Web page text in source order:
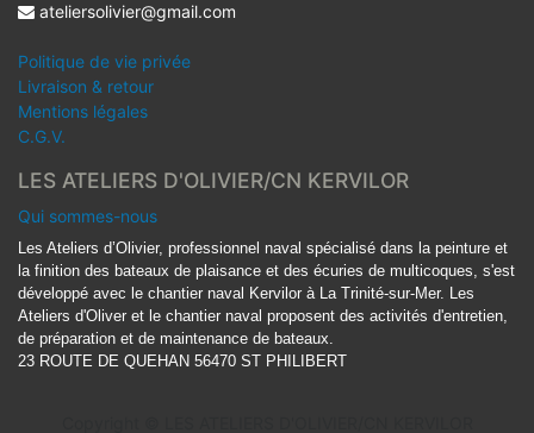
ateliersolivier@gmail.com
Politique de vie privée
Livraison & retour
Mentions légales
C.G.V.
LES ATELIERS D'OLIVIER/CN KERVILOR
Qui sommes-nous
Les Ateliers d’Olivier, professionnel naval spécialisé dans la peinture et
la finition des bateaux de plaisance et des écuries de multicoques, s'est
développé avec le chantier naval Kervilor à La Trinité-sur-Mer. Les
Ateliers d'Oliver et le chantier naval proposent des activités d'entretien,
de préparation et de maintenance de bateaux.
23 ROUTE DE QUEHAN 56470 ST PHILIBERT